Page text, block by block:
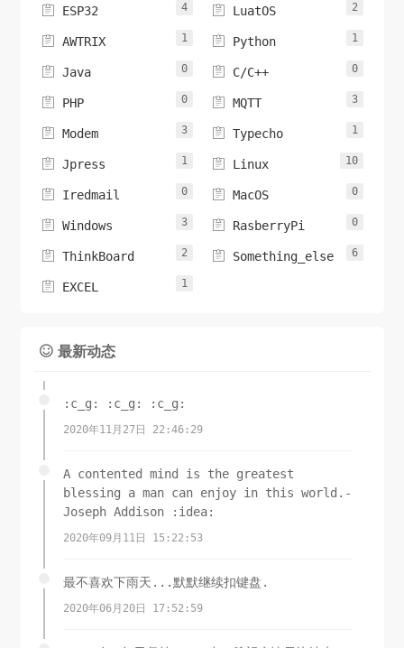
 ESP32 4  LuatOS 2
 AWTRIX 1  Python 1
 Java 0  C/C++ 0
 PHP 0  MQTT 3
 Modem 3  Typecho 1
 Jpress 1  Linux 10
 Iredmail 0  MacOS 0
 Windows 3  RasberryPi 0
 ThinkBoard 2  Something_else 6
 EXCEL 1
 最新动态
:c_g: :c_g: :c_g:
2020年11月27日 22:46:29
A contented mind is the greatest
blessing a man can enjoy in this world.-
Joseph Addison :idea:
2020年09月11日 15:22:53
最不喜欢下雨天...默默继续扣键盘.
2020年06月20日 17:52:59